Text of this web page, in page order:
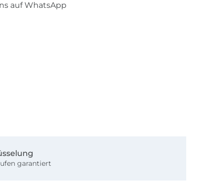
auf WhatsApp
garantiert